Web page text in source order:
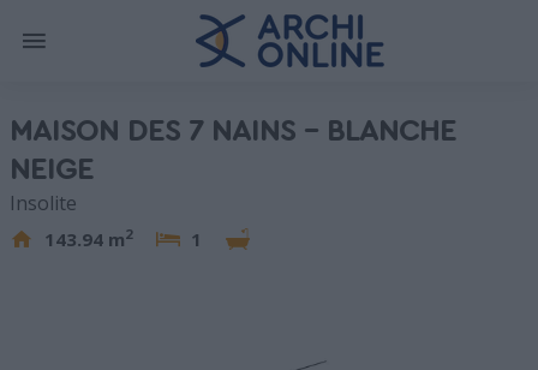
MAISON DES 7 NAINS – BLANCHE
NEIGE
Insolite
143.94 m2 1